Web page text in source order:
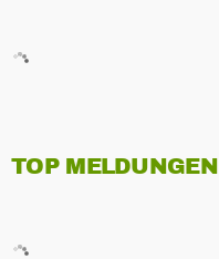
TOP MELDUNGEN